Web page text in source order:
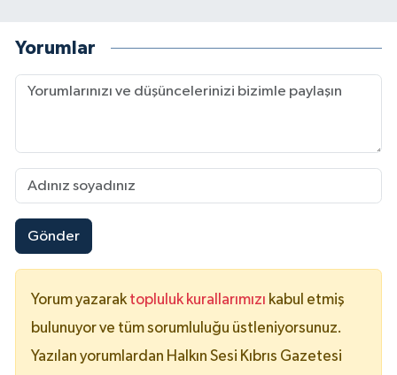
Yorumlar
Gönder
Yorum yazaraktopluluk kurallarımızı kabul etmiş
bulunuyor ve tüm sorumluluğu üstleniyorsunuz.
Yazılan yorumlardan Halkın Sesi Kıbrıs Gazetesi